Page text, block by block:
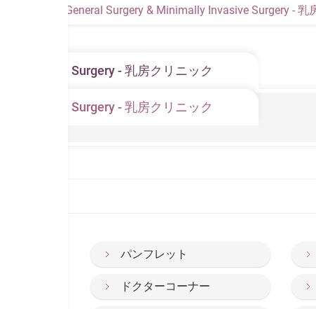
General Surgery & Minimally Invasive Surgery - 乳
Invasive Surgery - 乳房クリニック
Invasive Surgery - 乳房クリニック
パンフレット
ドクターコーナー